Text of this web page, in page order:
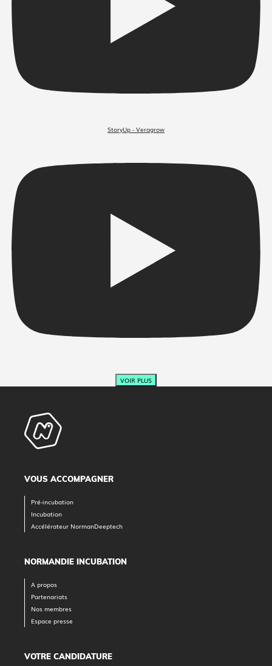
StoryUp - Veragrow
VOIR PLUS
VOUS ACCOMPAGNER
Pré-incubation
Incubation
Accélérateur NormanDeeptech
NORMANDIE INCUBATION
A propos
Partenariats
Nos membres
Espace presse
VOTRE CANDIDATURE